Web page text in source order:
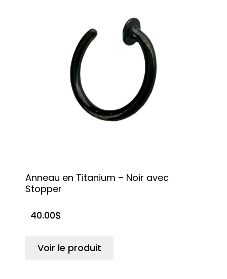
Anneau en Titanium – Noir avec
Stopper
40.00$
Voir le produit